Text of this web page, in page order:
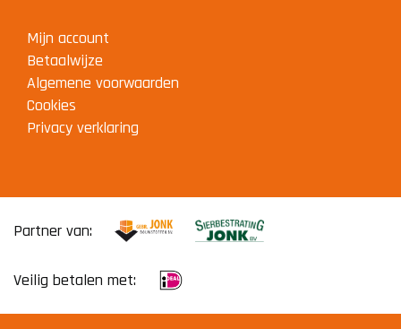
Mijn account
Betaalwijze
Algemene voorwaarden
Cookies
Privacy verklaring
Partner van:
Veilig betalen met: